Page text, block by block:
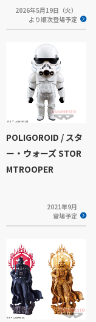
2026年5月19日（火）
より順次登場予定
POLIGOROID / スタ
ー・ウォーズ STOR
MTROOPER
2021年9月
登場予定